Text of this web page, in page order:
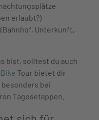
erlaubt?)
Unterkunft,
bist, solltest du auch
Tour bietet dir
bei
Tagesetappen.